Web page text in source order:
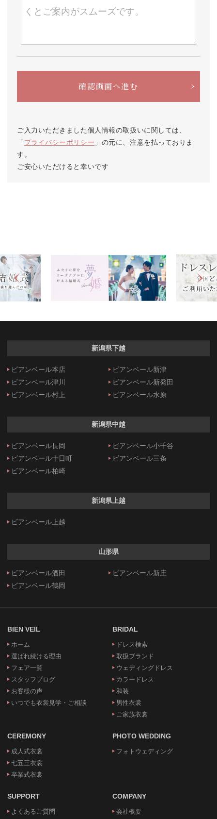
新潟県下越
ビアンベール本店
ビアンベール新津
ビアンベール津川
ビアンベール新発田
ビアンベール村上
ビアンベール水原
新潟県中越
ビアンベール長岡
ビアンベール小千谷
ビアンベール十日町
ビアンベール三条
ビアンベール柏崎
新潟県上越
ビアンベール上越
山形県
ビアンベール酒田
ビアンベール新庄
ビアンベール鶴岡
BIEN VEIL
ホーム
選ばれ続ける理由
フェア一覧
スタッフブログ
お客様の声
いつでも衣裳見学・ご相談
BRIDAL
ドレス検索
取扱ブランド
ウェディングドレス
カラードレス
和装
男性衣裳
ご家族衣裳
CEREMONY
成人式衣裳
七五三衣裳
卒業式衣裳
PHOTO WEDDING
フォトウェディング
SUPPORT
よくあるご質問
COMPANY
会社概要